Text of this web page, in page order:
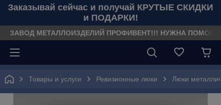
Заказывай сейчас и получай КРУТЫЕ СКИДКИ
и ПОДАРКИ!
ЗАВОД МЕТАЛЛОИЗДЕЛИЙ ПРОФИВЕНТ!!! НУЖНА
Товары и услуги Ревизионные люки Люки